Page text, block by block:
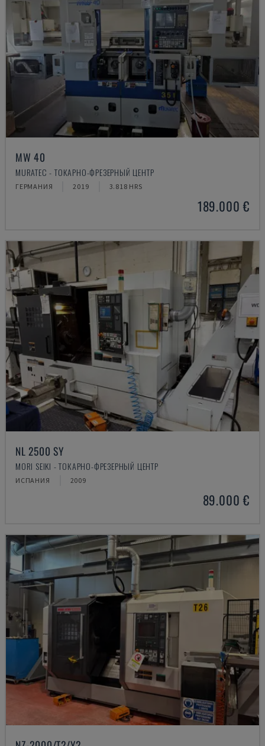
MW 40
MURATEC - ТОКАРНО-ФРЕЗЕРНЫЙ ЦЕНТР
ГЕРМАНИЯ 2019 3.818 HRS
189.000 €
NL 2500 SY
MORI SEIKI - ТОКАРНО-ФРЕЗЕРНЫЙ ЦЕНТР
ИСПАНИЯ 2009
89.000 €